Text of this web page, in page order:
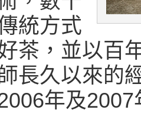
統方式
茶，並以百
長久以來的
年及